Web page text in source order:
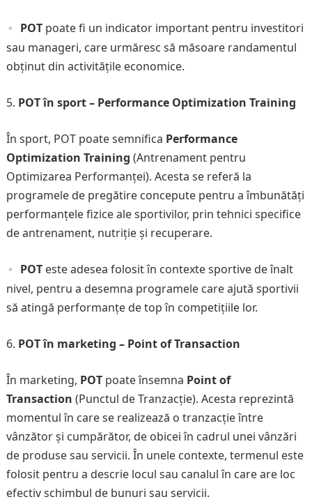
POTpoate fi un indicator important pentru investitori
sau manageri, care urmăresc să măsoare randamentul
obținut din activitățile economice.
POT în sport – Performance Optimization Training
În sport, POT poate semnifica Performance
Optimization Training (Antrenament pentru
Optimizarea Performanței). Acesta se referă la
programele de pregătire concepute pentru a îmbunătăți
performanțele fizice ale sportivilor, prin tehnici specifice
de antrenament, nutriție și recuperare.
POTeste adesea folosit în contexte sportive de înalt
nivel, pentru a desemna programele care ajută sportivii
să atingă performanțe de top în competițiile lor.
POT în marketing – Point of Transaction
În marketing, POTpoate însemna Point of
Transaction (Punctul de Tranzacție). Acesta reprezintă
momentul în care se realizează o tranzacție între
vânzător și cumpărător, de obicei în cadrul unei vânzări
de produse sau servicii. În unele contexte, termenul este
folosit pentru a descrie locul sau canalul în care are loc
efectiv schimbul de bunuri sau servicii.